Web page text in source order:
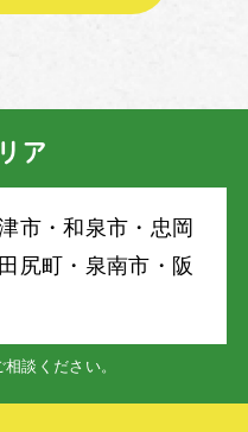
ア
市・和泉市・忠岡
尻町・泉南市・阪
談ください。